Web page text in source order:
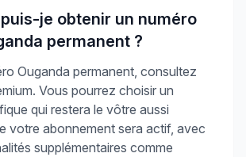
je obtenir un numéro
permanent ?
Ouganda permanent, consultez
Vous pourrez choisir un
qui restera le vôtre aussi
votre abonnement sera actif, avec
supplémentaires comme